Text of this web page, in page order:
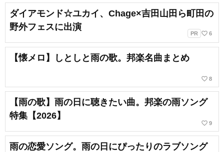
ダイアモンド☆ユカイ、Chage×吉田山田ら町田の
野外フェスに出演
PR favorite_border 6
【懐メロ】しとしと雨の歌。邦楽名曲まとめ
favorite_border 8
【雨の歌】雨の日に聴きたい曲。邦楽の雨ソング
特集【2026】
favorite_border 9
雨の恋愛ソング。雨の日にぴったりのラブソング